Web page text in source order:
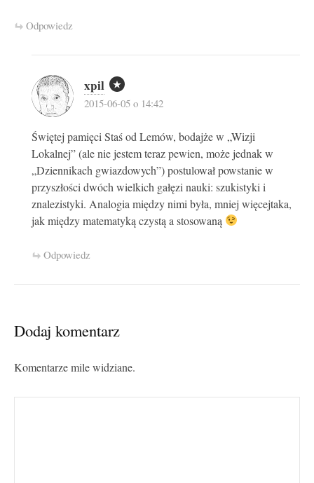
Odpowiedz
xpil
2015-06-05 o 14:42
Świętej pamięci Staś od Lemów, bodajże w „Wizji
Lokalnej” (ale nie jestem teraz pewien, może jednak w
„Dziennikach gwiazdowych”) postulował powstanie w
przyszłości dwóch wielkich gałęzi nauki: szukistyki i
znalezistyki. Analogia między nimi była, mniej więcejtaka,
jak między matematyką czystą a stosowaną
Odpowiedz
Dodaj komentarz
Komentarze mile widziane.